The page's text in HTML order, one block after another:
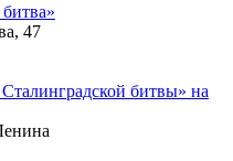
47
битвы» на